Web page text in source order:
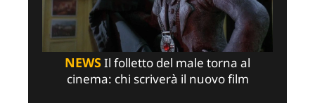
NEWSIl folletto del male torna al
cinema: chi scriverà il nuovo film